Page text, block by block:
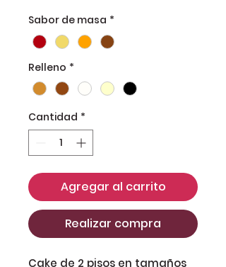
Sabor de masa *
Relleno *
Cantidad *
Agregar al carrito
Realizar compra
Cake de 2 pisos en tamaños